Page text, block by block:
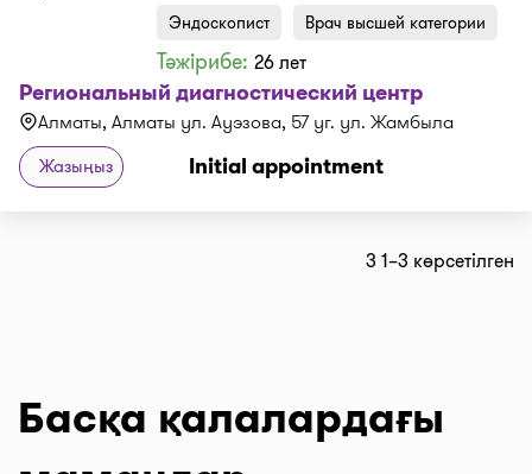
Эндоскопист Врач высшей категории
Тәжірибе:26 лет
Региональный диагностический центр
Алматы, Алматы ул. Ауэзова, 57 уг. ул. Жамбыла
Жазыңыз Initial appointment
3 1–3 көрсетілген
Басқа қалалардағы